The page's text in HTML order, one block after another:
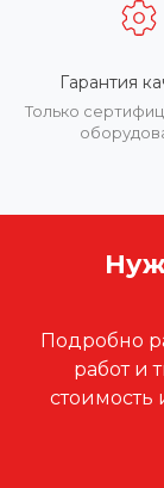
Гарантия
Только
Подробно
работ и